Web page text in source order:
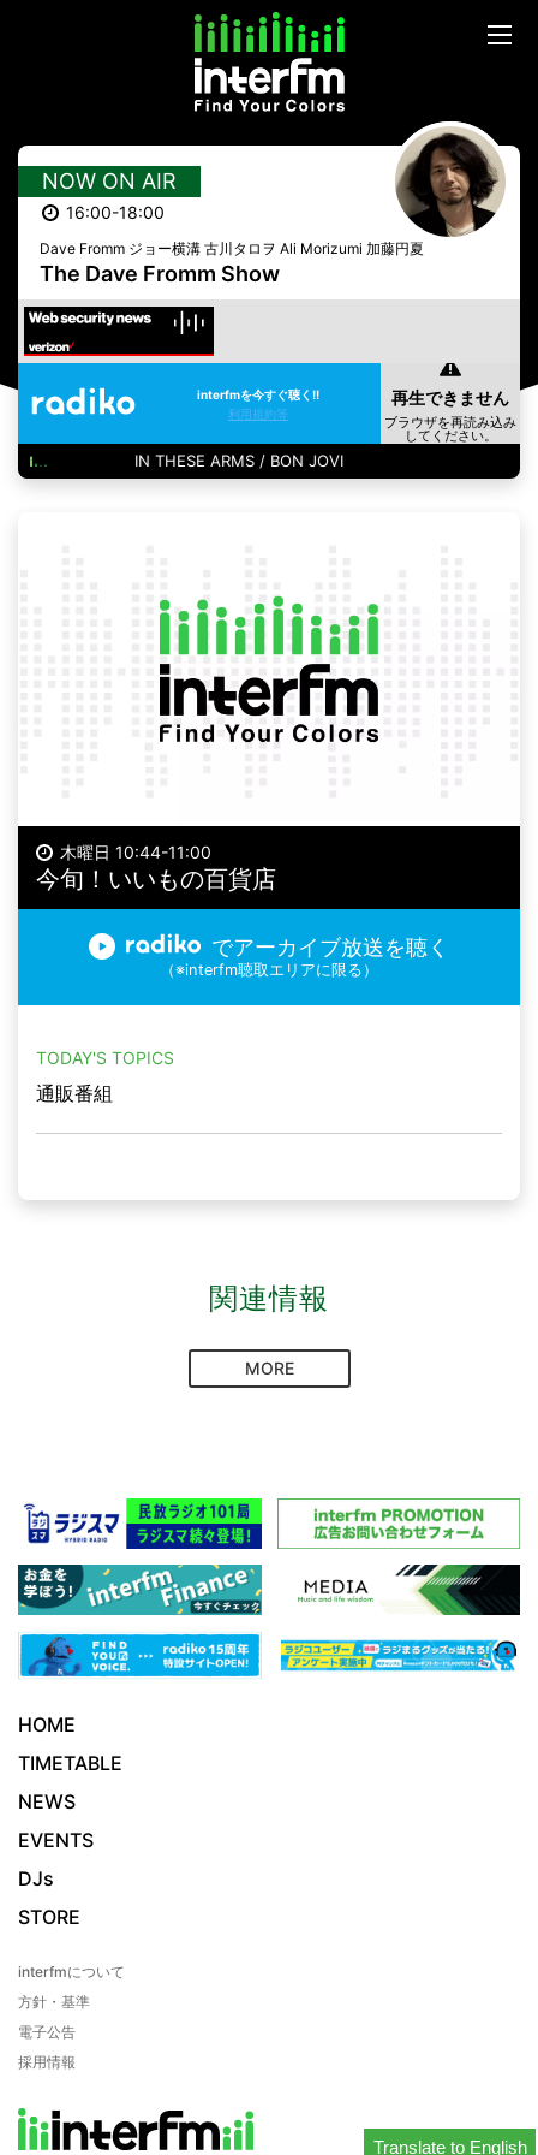
NOW ON AIR
16:00-18:00
Dave Fromm ジョー横溝 古川タロヲ Ali Morizumi 加藤円夏
The Dave Fromm Show
interfmを今すぐ聴く!!
利用規約等
IN THESE ARMS / BON JOVI
木曜日 10:44-11:00
今旬！いいもの百貨店
でアーカイブ放送を聴く
（※interfm聴取エリアに限る）
TODAY'S TOPICS
通販番組
関連情報
MORE
Translate to English
HOME
TIMETABLE
NEWS
EVENTS
DJs
STORE
interfmについて
方針・基準
電子公告
採用情報